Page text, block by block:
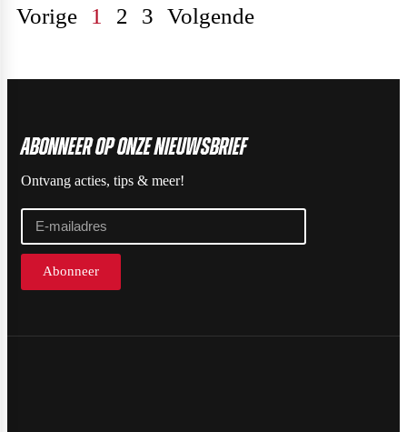
Vorige 1 2 3 Volgende
ABonneer op onze nieuwsbrief
Ontvang acties, tips & meer!
Abonneer